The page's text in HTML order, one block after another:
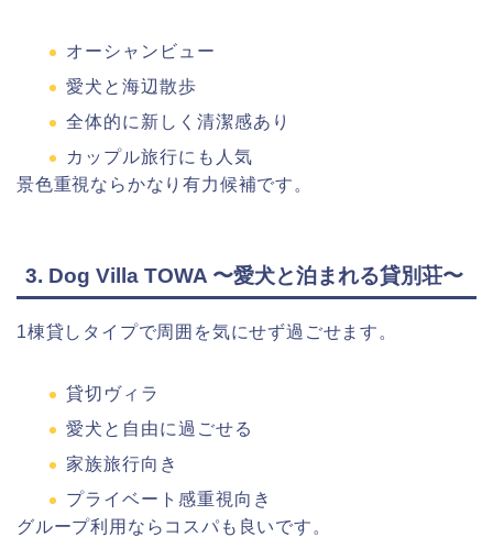
オーシャンビュー
愛犬と海辺散歩
全体的に新しく清潔感あり
カップル旅行にも人気
景色重視ならかなり有力候補です。
3. Dog Villa TOWA 〜愛犬と泊まれる貸別荘〜
1棟貸しタイプで周囲を気にせず過ごせます。
貸切ヴィラ
愛犬と自由に過ごせる
家族旅行向き
プライベート感重視向き
グループ利用ならコスパも良いです。